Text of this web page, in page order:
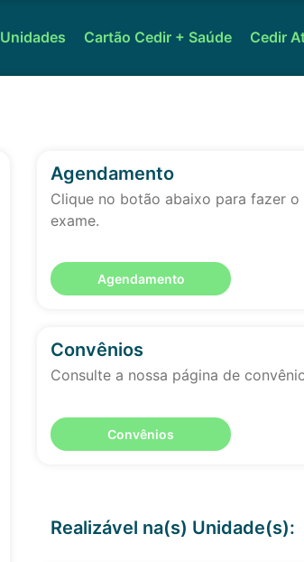
Unidades Cartão Cedir + Saúde Cedir
Agendamento
Clique no botão abaixo para fazer
exame.
Agendamento
Convênios
Consulte a nossa página de
Convênios
Realizável na(s) Unidade(s):